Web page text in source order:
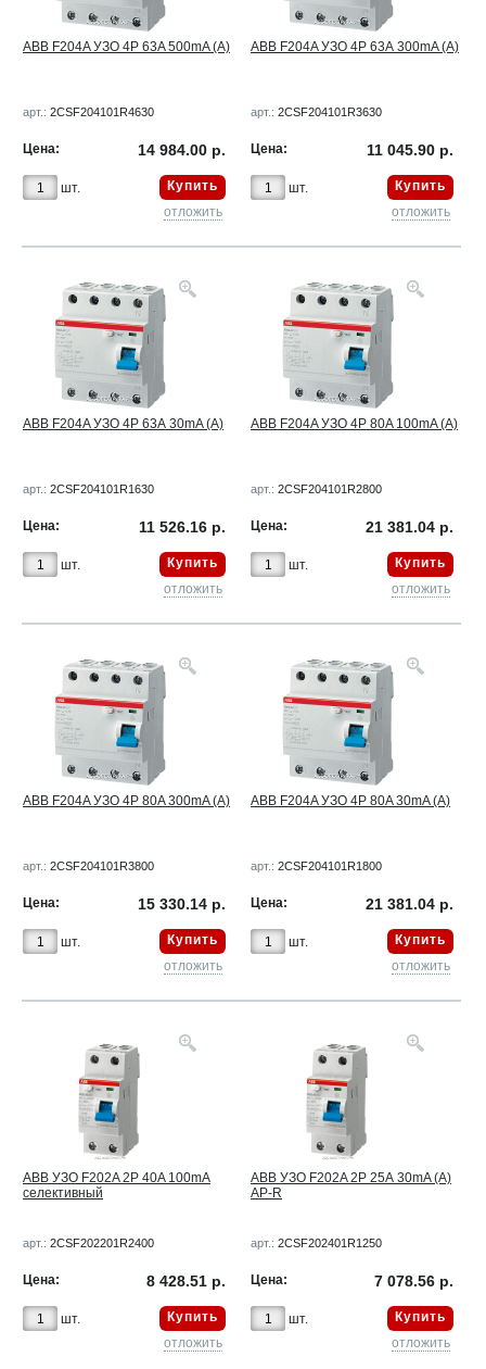
ABB F204A УЗО 4Р 63A 500mA (A)
арт.: 2CSF204101R4630
Цена: 14 984.00 р.
шт.
Купить
отложить
ABB F204A УЗО 4Р 63А 300mA (A)
арт.: 2CSF204101R3630
Цена: 11 045.90 р.
шт.
Купить
отложить
ABB F204A УЗО 4Р 63А 30mA (А)
арт.: 2CSF204101R1630
Цена: 11 526.16 р.
шт.
Купить
отложить
ABB F204A УЗО 4Р 80A 100mA (A)
арт.: 2CSF204101R2800
Цена: 21 381.04 р.
шт.
Купить
отложить
ABB F204A УЗО 4Р 80A 300mA (A)
арт.: 2CSF204101R3800
Цена: 15 330.14 р.
шт.
Купить
отложить
ABB F204A УЗО 4Р 80A 30mA (A)
арт.: 2CSF204101R1800
Цена: 21 381.04 р.
шт.
Купить
отложить
ABB УЗО F202A 2P 40A 100mA
селективный
арт.: 2CSF202201R2400
Цена: 8 428.51 р.
шт.
Купить
отложить
ABB УЗО F202A 2Р 25А 30mA (A)
AP-R
арт.: 2CSF202401R1250
Цена: 7 078.56 р.
шт.
Купить
отложить